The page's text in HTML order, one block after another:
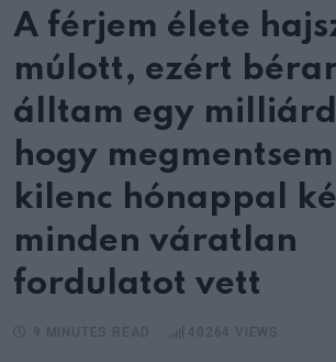
A férjem élete
múlott, ezért
álltam egy
hogy
kilenc hónappal
minden váratlan
fordulatot vett